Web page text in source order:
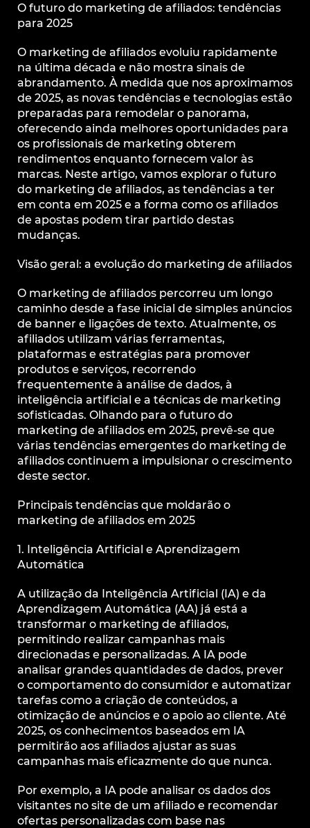
O futuro do marketing de afiliados: tendências
para 2025
O marketing de afiliados evoluiu rapidamente
na última década e não mostra sinais de
abrandamento. À medida que nos aproximamos
de 2025, as novas tendências e tecnologias estão
preparadas para remodelar o panorama,
oferecendo ainda melhores oportunidades para
os profissionais de marketing obterem
rendimentos enquanto fornecem valor às
marcas. Neste artigo, vamos explorar o futuro
do marketing de afiliados, as tendências a ter
em conta em 2025 e a forma como os afiliados
de apostas podem tirar partido destas
mudanças.
Visão geral: a evolução do marketing de afiliados
O marketing de afiliados percorreu um longo
caminho desde a fase inicial de simples anúncios
de banner e ligações de texto. Atualmente, os
afiliados utilizam várias ferramentas,
plataformas e estratégias para promover
produtos e serviços, recorrendo
frequentemente à análise de dados, à
inteligência artificial e a técnicas de marketing
sofisticadas. Olhando para o futuro do
marketing de afiliados em 2025, prevê-se que
várias tendências emergentes do marketing de
afiliados continuem a impulsionar o crescimento
deste sector.
Principais tendências que moldarão o
marketing de afiliados em 2025
1. Inteligência Artificial e Aprendizagem
Automática
A utilização da Inteligência Artificial (IA) e da
Aprendizagem Automática (AA) já está a
transformar o marketing de afiliados,
permitindo realizar campanhas mais
direcionadas e personalizadas. A IA pode
analisar grandes quantidades de dados, prever
o comportamento do consumidor e automatizar
tarefas como a criação de conteúdos, a
otimização de anúncios e o apoio ao cliente. Até
2025, os conhecimentos baseados em IA
permitirão aos afiliados ajustar as suas
campanhas mais eficazmente do que nunca.
Por exemplo, a IA pode analisar os dados dos
visitantes no site de um afiliado e recomendar
ofertas personalizadas com base nas